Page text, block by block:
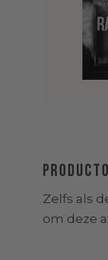
Zelfs als
om deze
Deze